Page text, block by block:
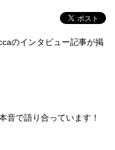
のインタビュー記事が掲
音で語り合っています！